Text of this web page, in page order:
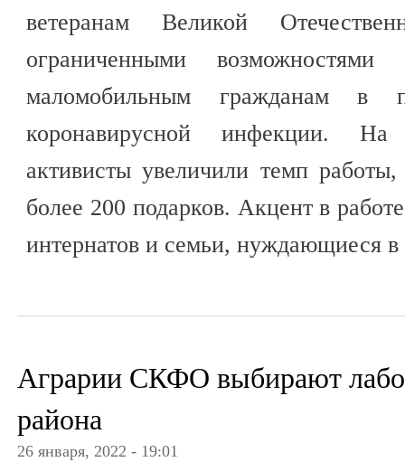
ветеранам Великой
ограниченными
маломобильным гражданам в
коронавирусной инфекции. На
активисты увеличили темп
более 200 подарков. Акцент в
интернатов и семьи, нуждающиеся
Аграрии СКФО выбирают
района
26 января, 2022 - 19:01